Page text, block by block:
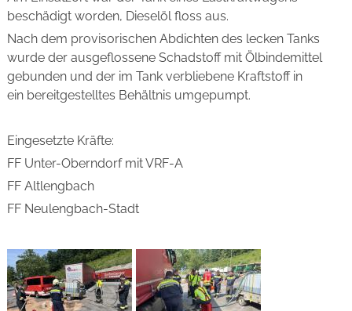
beschädigt worden, Dieselöl floss aus.
Nach dem provisorischen Abdichten des lecken Tanks
wurde der ausgeflossene Schadstoff mit Ölbindemittel
gebunden und der im Tank verbliebene Kraftstoff in
ein bereitgestelltes Behältnis umgepumpt.
Eingesetzte Kräfte:
FF Unter-Oberndorf mit VRF-A
FF Altlengbach
FF Neulengbach-Stadt